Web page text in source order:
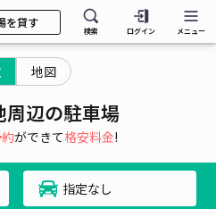
を貸す
検索 ログイン メニュー
地図
周辺の駐車場
ができて格安料金!
指定なし